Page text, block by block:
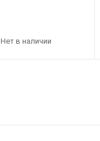
Нет в наличии